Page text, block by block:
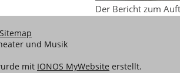
Der Bericht zum
Sitemap
und Musik
mit IONOS MyWebsite erstellt.